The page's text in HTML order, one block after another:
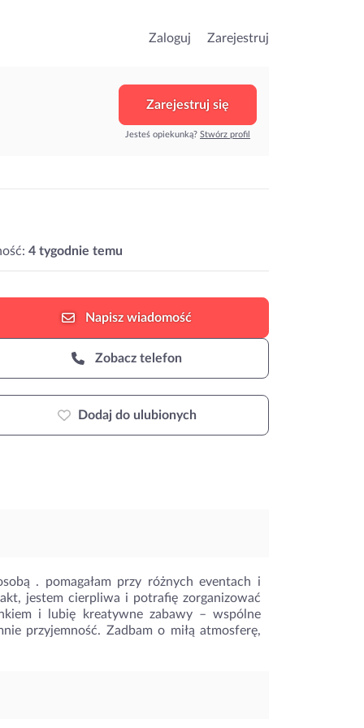
Zaloguj Zarejestruj
Zarejestruj się
Jesteś opiekunką? Stwórz profil
4 tygodnie temu
Napisz wiadomość
Zobacz telefon
Dodaj do ulubionych
. pomagałam przy różnych eventach i
jestem cierpliwa i potrafię zorganizować
i lubię kreatywne zabawy – wspólne
przyjemność. Zadbam o miłą atmosferę,